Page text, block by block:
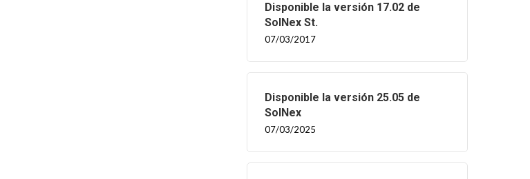
Disponible la versión 17.02 de
SolNex St.
07/03/2017
Disponible la versión 25.05 de
SolNex
07/03/2025